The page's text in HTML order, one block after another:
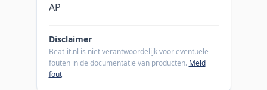
AP
Disclaimer
Beat-it.nl is niet verantwoordelijk voor eventuele
fouten in de documentatie van producten. Meld
fout